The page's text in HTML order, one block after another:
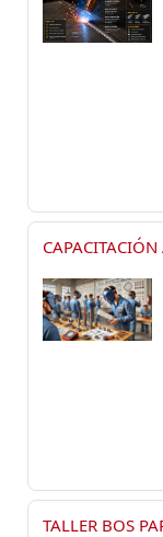
CAPACITACIÓN
TALLER BOS